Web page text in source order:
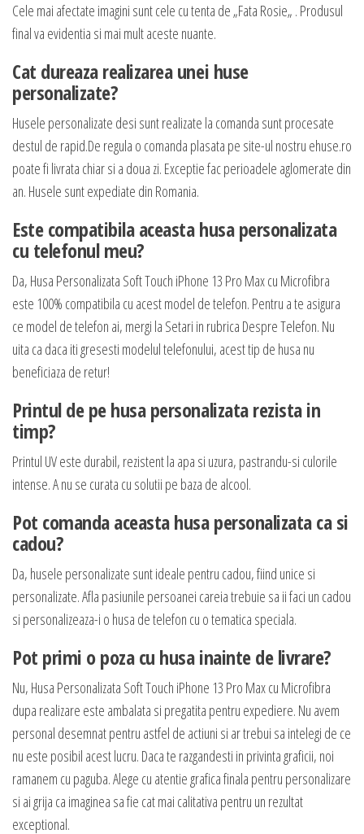
Cele mai afectate imagini sunt cele cu tenta de „Fata Rosie„ . Produsul
final va evidentia si mai mult aceste nuante.
Cat dureaza realizarea unei huse
personalizate?
Husele personalizate desi sunt realizate la comanda sunt procesate
destul de rapid.De regula o comanda plasata pe site-ul nostru ehuse.ro
poate fi livrata chiar si a doua zi. Exceptie fac perioadele aglomerate din
an. Husele sunt expediate din Romania.
Este compatibila aceasta husa personalizata
cu telefonul meu?
Da, Husa Personalizata Soft Touch iPhone 13 Pro Max cu Microfibra
este 100% compatibila cu acest model de telefon. Pentru a te asigura
ce model de telefon ai, mergi la Setari in rubrica Despre Telefon. Nu
uita ca daca iti gresesti modelul telefonului, acest tip de husa nu
beneficiaza de retur!
Printul de pe husa personalizata rezista in
timp?
Printul UV este durabil, rezistent la apa si uzura, pastrandu-si culorile
intense. A nu se curata cu solutii pe baza de alcool.
Pot comanda aceasta husa personalizata ca si
cadou?
Da, husele personalizate sunt ideale pentru cadou, fiind unice si
personalizate. Afla pasiunile persoanei careia trebuie sa ii faci un cadou
si personalizeaza-i o husa de telefon cu o tematica speciala.
Pot primi o poza cu husa inainte de livrare?
Nu, Husa Personalizata Soft Touch iPhone 13 Pro Max cu Microfibra
dupa realizare este ambalata si pregatita pentru expediere. Nu avem
personal desemnat pentru astfel de actiuni si ar trebui sa intelegi de ce
nu este posibil acest lucru. Daca te razgandesti in privinta graficii, noi
ramanem cu paguba. Alege cu atentie grafica finala pentru personalizare
si ai grija ca imaginea sa fie cat mai calitativa pentru un rezultat
exceptional.